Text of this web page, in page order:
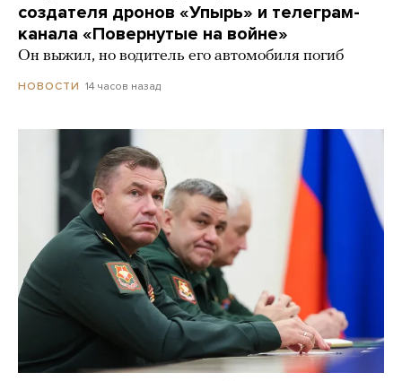
создателя дронов «Упырь» и телеграм-
канала «Повернутые на войне»
Он выжил, но водитель его автомобиля погиб
НОВОСТИ 14 часов назад